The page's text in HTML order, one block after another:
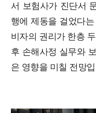
서 보험사가 진단서
행에 제동을 걸었다
비자의 권리가 한층
후 손해사정 실무와
은 영향을 미칠 전망